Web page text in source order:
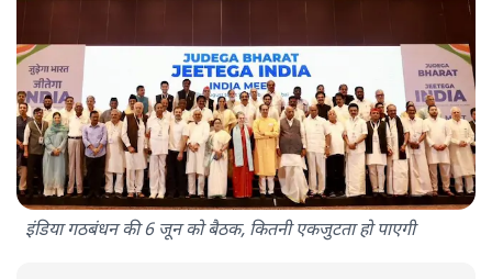
इंडिया गठबंधन की 6 जून को बैठक, कितनी एकजुटता हो पाएगी